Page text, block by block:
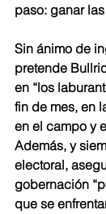
paso: ganar
Sin ánimo de
pretende
en “los
fin de mes, en
en el campo y
Además, y
electoral,
gobernación
que se